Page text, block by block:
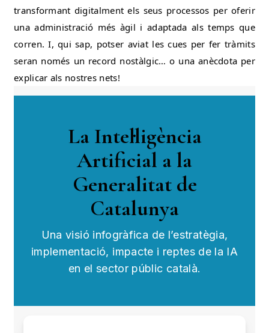
transformant digitalment els seus processos per oferir
una administració més àgil i adaptada als temps que
corren. I, qui sap, potser aviat les cues per fer tràmits
seran només un record nostàlgic… o una anècdota per
explicar als nostres nets!
La Intel·ligència
Artificial a la
Generalitat de
Catalunya
Una visió infogràfica de l’estratègia,
implementació, impacte i reptes de la IA
en el sector públic català.